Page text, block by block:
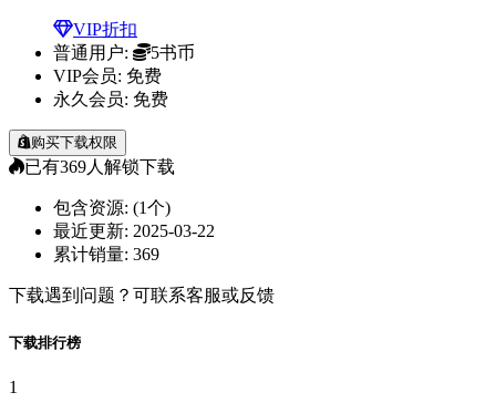
VIP折扣
普通用户:
5书币
VIP会员: 免费
永久会员: 免费
购买下载权限
已有369人解锁下载
包含资源: (1个)
最近更新: 2025-03-22
累计销量: 369
下载遇到问题？可联系客服或反馈
下载排行榜
1